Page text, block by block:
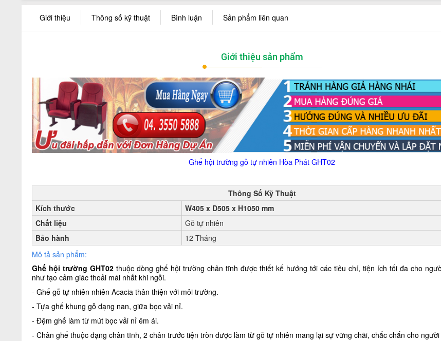
Giới thiệu Thông số kỹ thuật Bình luận Sản phẩm liên quan
Giới thiệu sản phẩm
Ghế hội trường gỗ tự nhiên Hòa Phát GHT02
Thông Số Kỹ Thuật
Kích thước
W405 x D505 x H1050 mm
Chất liệu
Gỗ tự nhiên
Bảo hành
12 Tháng
Mô tả sản phẩm:
Ghế hội trường GHT02 thuộc dòng ghế hội trường chân tĩnh được thiết kế hướng tới các tiêu chí, tiện ích tối đa cho
như tạo cảm giác thoải mái nhất khi ngồi.
- Ghế gỗ tự nhiên nhiên Acacia thân thiện với môi trường.
- Tựa ghế khung gỗ dạng nan, giữa bọc vải nỉ.
- Đệm ghế làm từ mút bọc vải nỉ êm ái.
- Chân ghế thuộc dạng chân tĩnh, 2 chân trước tiện tròn được làm từ gỗ tự nhiên mang lại sự vững chãi, chắc chắn cho